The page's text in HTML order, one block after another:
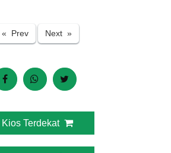
« PrevPrevious
Next »Next
Kios Terdekat